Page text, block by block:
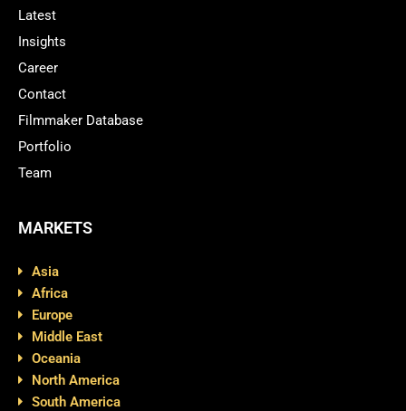
Latest
Insights
Career
Contact
Filmmaker Database
Portfolio
Team
MARKETS
Asia
Africa
Europe
Middle East
Oceania
North America
South America